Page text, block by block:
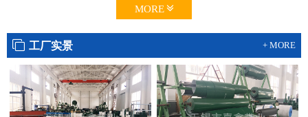
MORE
工厂实景 + MORE